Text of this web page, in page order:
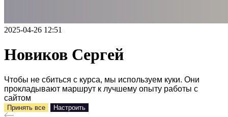
2025-04-26 12:51
Новиков Сергей
Чтобы не сбиться с курса, мы используем куки. Они
прокладывают маршрут к лучшему опыту работы с
сайтом
Принять все Настроить